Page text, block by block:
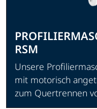
RSM
Unsere
mit motorisch
zum Quertrennen